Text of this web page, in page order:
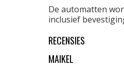
De automatten
inclusief
RECENSIES
MAIKEL